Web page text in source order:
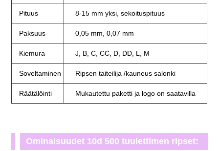
Pituus 8-15 mm yksi, sekoituspituus
Paksuus 0,05 mm, 0,07 mm
Kiemura J, B, C, CC, D, DD, L, M
Soveltaminen Ripsen taiteilija /kauneus salonki
Räätälöinti Mukautettu paketti ja logo on saatavilla
Ominaisuudet 10d 500 tuulettimen ripset: